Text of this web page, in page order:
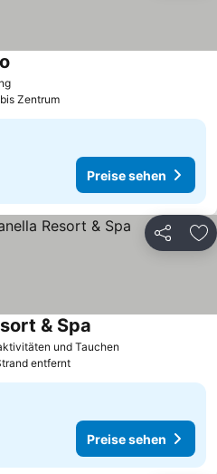
Preise sehen
Zentrum
Preise sehen
Teilen
und Tauchen
& Spa
entfernt
Preise sehen